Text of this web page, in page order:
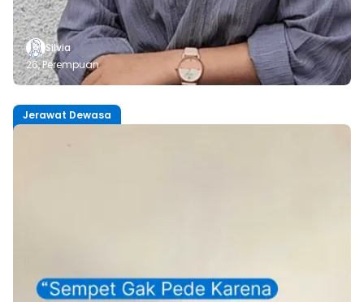
Silvia
26,Perempuan
Jerawat Dewasa